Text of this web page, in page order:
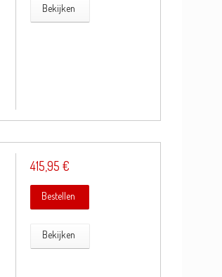
Bekijken
415,95 €
Bestellen
Bekijken